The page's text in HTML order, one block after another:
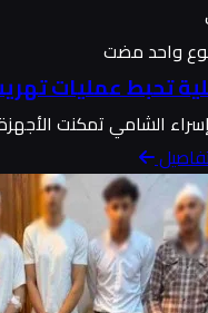
واحد مضت
تحبط عمليات
الشامي تمكنت